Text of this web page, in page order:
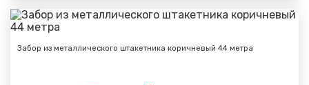
Забор из металлического штакетника коричневый 44 метра